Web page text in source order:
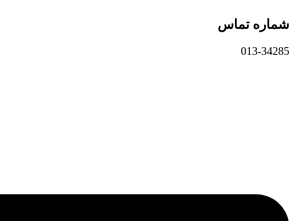
شماره تماس
013-34285